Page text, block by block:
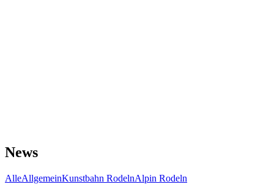
News
AlleAllgemeinKunstbahn RodelnAlpin Rodeln